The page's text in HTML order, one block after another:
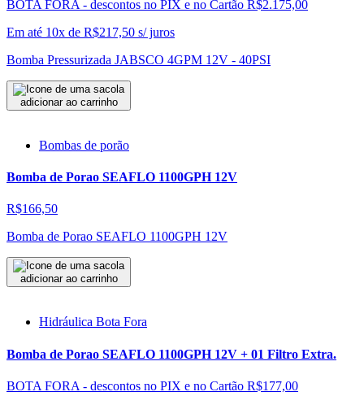
BOTA FORA - descontos no PIX e no Cartão R$2.175,00
Em até 10x de R$217,50 s/ juros
Bomba Pressurizada JABSCO 4GPM 12V - 40PSI
adicionar ao carrinho
Bombas de porão
Bomba de Porao SEAFLO 1100GPH 12V
R$166,50
Bomba de Porao SEAFLO 1100GPH 12V
adicionar ao carrinho
Hidráulica Bota Fora
Bomba de Porao SEAFLO 1100GPH 12V + 01 Filtro Extra.
BOTA FORA - descontos no PIX e no Cartão R$177,00